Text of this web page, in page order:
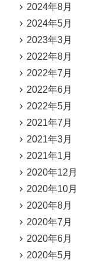
2024年8月
2024年5月
2023年3月
2022年8月
2022年7月
2022年6月
2022年5月
2021年7月
2021年3月
2021年1月
2020年12月
2020年10月
2020年8月
2020年7月
2020年6月
2020年5月